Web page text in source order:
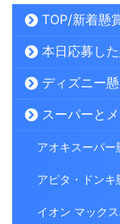
TOP/新着懸
本日応募し
ディズニー
スーパーと
アオキスーパー
アピタ・ドンキ
イオン マック